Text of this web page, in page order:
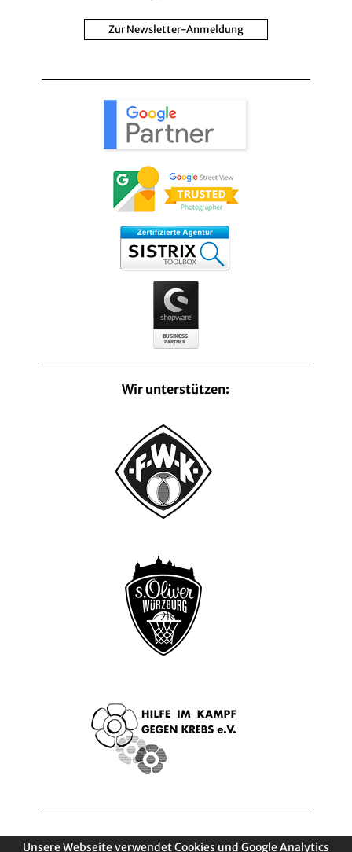
Zur Newsletter-Anmeldung
Wir unterstützen:
Unsere Webseite verwendet Cookies und Google Analytics